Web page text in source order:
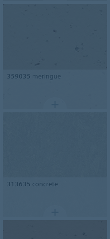
359035 meringue
313635 concrete